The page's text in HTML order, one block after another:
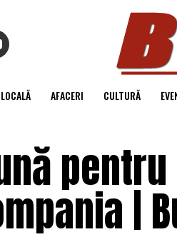
AFACERI CULTURĂ
|